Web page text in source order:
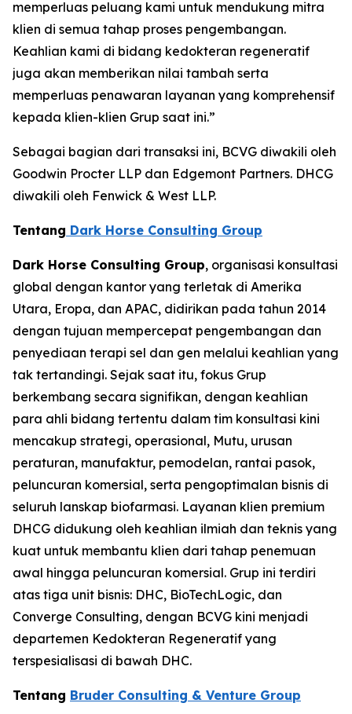
memperluas peluang kami untuk mendukung mitra
klien di semua tahap proses pengembangan.
Keahlian kami di bidang kedokteran regeneratif
juga akan memberikan nilai tambah serta
memperluas penawaran layanan yang komprehensif
kepada klien-klien Grup saat ini.”
Sebagai bagian dari transaksi ini, BCVG diwakili oleh
Goodwin Procter LLP dan Edgemont Partners. DHCG
diwakili oleh Fenwick & West LLP.
Tentang Dark Horse Consulting Group
Dark Horse Consulting Group, organisasi konsultasi
global dengan kantor yang terletak di Amerika
Utara, Eropa, dan APAC, didirikan pada tahun 2014
dengan tujuan mempercepat pengembangan dan
penyediaan terapi sel dan gen melalui keahlian yang
tak tertandingi. Sejak saat itu, fokus Grup
berkembang secara signifikan, dengan keahlian
para ahli bidang tertentu dalam tim konsultasi kini
mencakup strategi, operasional, Mutu, urusan
peraturan, manufaktur, pemodelan, rantai pasok,
peluncuran komersial, serta pengoptimalan bisnis di
seluruh lanskap biofarmasi. Layanan klien premium
DHCG didukung oleh keahlian ilmiah dan teknis yang
kuat untuk membantu klien dari tahap penemuan
awal hingga peluncuran komersial. Grup ini terdiri
atas tiga unit bisnis: DHC, BioTechLogic, dan
Converge Consulting, dengan BCVG kini menjadi
departemen Kedokteran Regeneratif yang
terspesialisasi di bawah DHC.
Tentang Bruder Consulting & Venture Group